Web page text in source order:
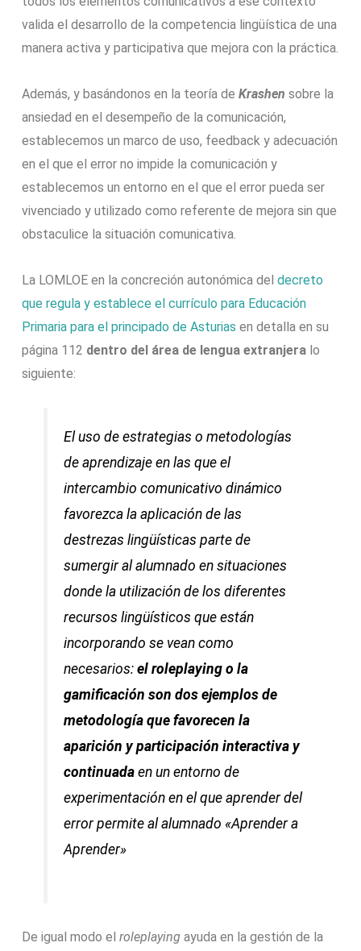
valida el desarrollo de la competencia lingüística de una
manera activa y participativa que mejora con la práctica.
Además, y basándonos en la teoría deKrashen sobre la
ansiedad en el desempeño de la comunicación,
establecemos un marco de uso, feedback y adecuación
en el que el error no impide la comunicación y
establecemos un entorno en el que el error pueda ser
vivenciado y utilizado como referente de mejora sin que
obstaculice la situación comunicativa.
La LOMLOE en la concreción autonómica deldecreto
que regula y establece el currículo para Educación
Primaria para el principado de Asturias en detalla en su
página 112 dentro del área de lengua extranjera lo
siguiente:
El uso de estrategias o metodologías
de aprendizaje en las que el
intercambio comunicativo dinámico
favorezca la aplicación de las
destrezas lingüísticas parte de
sumergir al alumnado en situaciones
donde la utilización de los diferentes
recursos lingüísticos que están
incorporando se vean como
necesarios: el roleplaying o la
gamificación son dos ejemplos de
metodología que favorecen la
aparición y participación interactiva y
continuadaen un entorno de
experimentación en el que aprender del
error permite al alumnado «Aprender a
Aprender»
De igual modo elroleplaying ayuda en la gestión de la